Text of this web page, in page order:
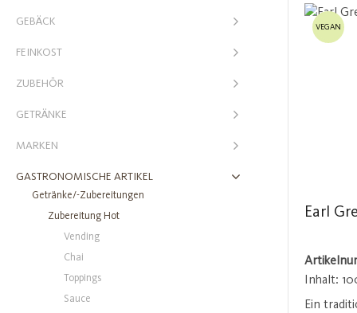
GEBÄCK
FEINKOST
ZUBEHÖR
GETRÄNKE
MARKEN
GASTRONOMISCHE ARTIKEL
Getränke/-Zubereitungen
Zubereitung Hot
Vending
Chai
Toppings
Sauce
VEGAN
Earl
Inhalt:
Ein